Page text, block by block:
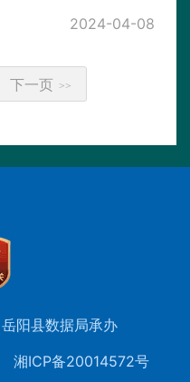
2024-04-08
下一页 >>
岳阳县数据局承办
湘ICP备20014572号